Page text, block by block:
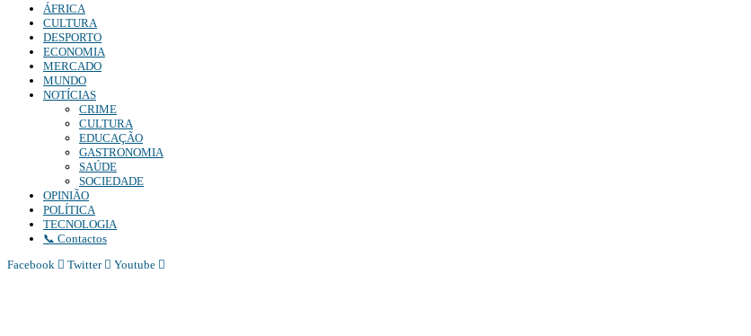
ÁFRICA
CULTURA
DESPORTO
ECONOMIA
MERCADO
MUNDO
NOTÍCIAS
CRIME
CULTURA
EDUCAÇÃO
GASTRONOMIA
SAÚDE
SOCIEDADE
OPINIÃO
POLÍTICA
TECNOLOGIA
📞 Contactos
Facebook
Twitter Youtube